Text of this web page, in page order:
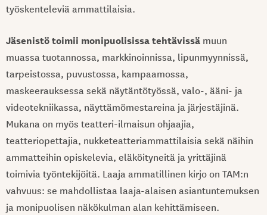
työskenteleviä ammattilaisia.
Jäsenistö toimii monipuolisissa tehtävissä muun
muassa tuotannossa, markkinoinnissa, lipunmyynnissä,
tarpeistossa, puvustossa, kampaamossa,
maskeerauksessa sekä näytäntötyössä, valo-, ääni- ja
videotekniikassa, näyttämömestareina ja järjestäjinä.
Mukana on myös teatteri-ilmaisun ohjaajia,
teatteriopettajia, nukketeatteriammattilaisia sekä näihin
ammatteihin opiskelevia, eläköityneitä ja yrittäjinä
toimivia työntekijöitä. Laaja ammatillinen kirjo on TAM:n
vahvuus: se mahdollistaa laaja-alaisen asiantuntemuksen
ja monipuolisen näkökulman alan kehittämiseen.